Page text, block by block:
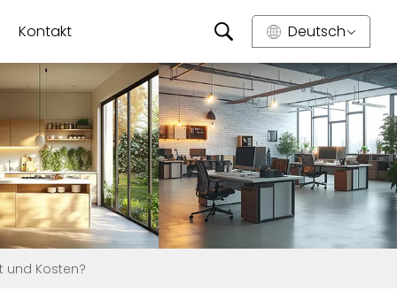
Kontakt Deutsch
und Kosten?